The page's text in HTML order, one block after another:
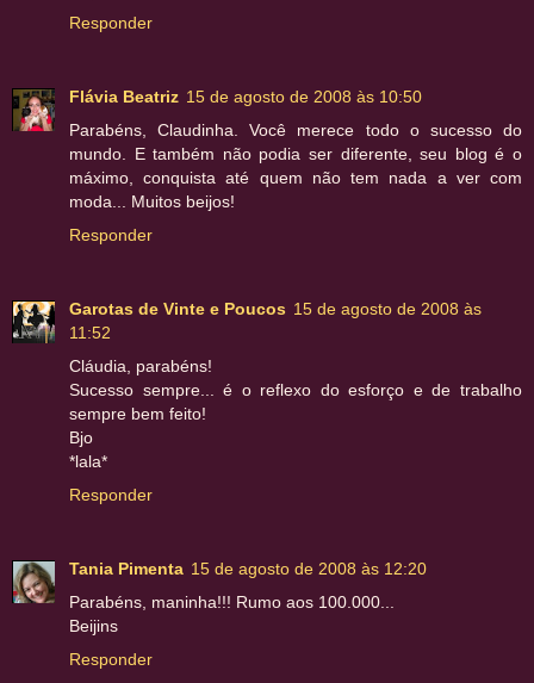
Responder
Flávia Beatriz 15 de agosto de 2008 às 10:50
Parabéns, Claudinha. Você merece todo o sucesso do
mundo. E também não podia ser diferente, seu blog é o
máximo, conquista até quem não tem nada a ver com
moda... Muitos beijos!
Responder
Garotas de Vinte e Poucos 15 de agosto de 2008 às
11:52
Cláudia, parabéns!
Sucesso sempre... é o reflexo do esforço e de trabalho
sempre bem feito!
Bjo
*lala*
Responder
Tania Pimenta 15 de agosto de 2008 às 12:20
Parabéns, maninha!!! Rumo aos 100.000...
Beijins
Responder